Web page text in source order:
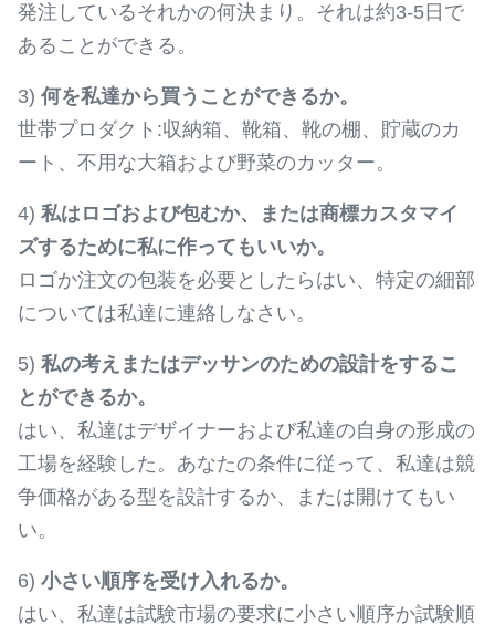
発注しているそれかの何決まり。それは約3-5日で
あることができる。
3) 何を私達から買うことができるか。
世帯プロダクト:収納箱、靴箱、靴の棚、貯蔵のカ
ート、不用な大箱および野菜のカッター。
4) 私はロゴおよび包むか、または商標カスタマイ
ズするために私に作ってもいいか。
ロゴか注文の包装を必要としたらはい、特定の細部
については私達に連絡しなさい。
5) 私の考えまたはデッサンのための設計をするこ
とができるか。
はい、私達はデザイナーおよび私達の自身の形成の
工場を経験した。あなたの条件に従って、私達は競
争価格がある型を設計するか、または開けてもい
い。
6) 小さい順序を受け入れるか。
はい、私達は試験市場の要求に小さい順序か試験順